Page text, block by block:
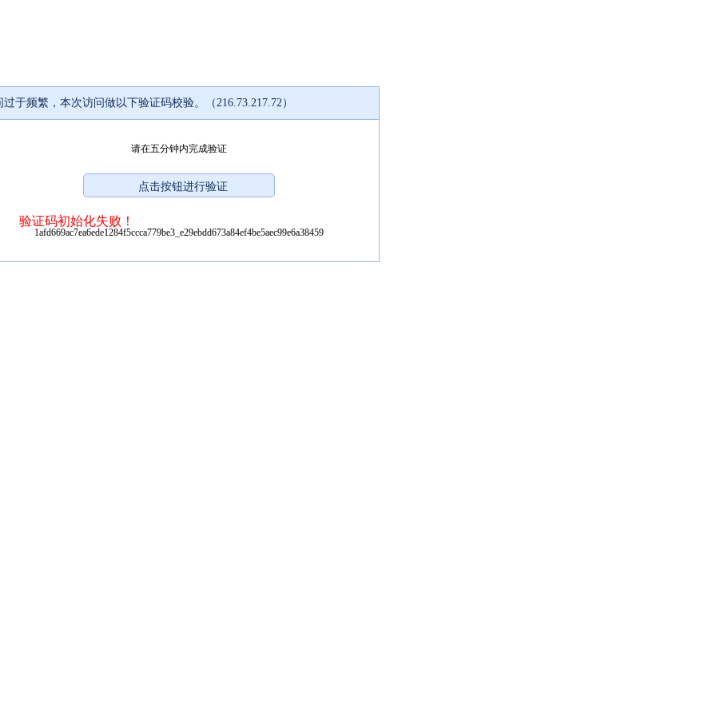
过于频繁，本次访问做以下验证码校验。（216.73.217.72）
请在五分钟内完成验证
验证码初始化失败！
1afd669ac7ea6ede1284f5ccca779be3_e29ebdd673a84ef4be5aec99e6a38459